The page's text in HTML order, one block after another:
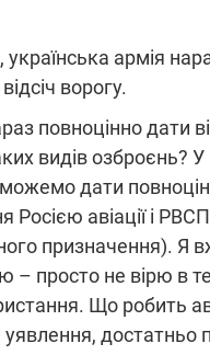
армія
ворогу.
повноцінно дати
видів озброєнь?
дати
Росією авіації і
призначення). Я
– просто не вірю в
Що робить
достатньо